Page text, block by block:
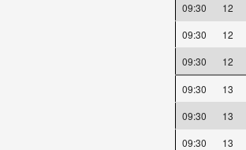
09:30
12
09:30
12
09:30
12
09:30 13
09:30
13
09:30
13